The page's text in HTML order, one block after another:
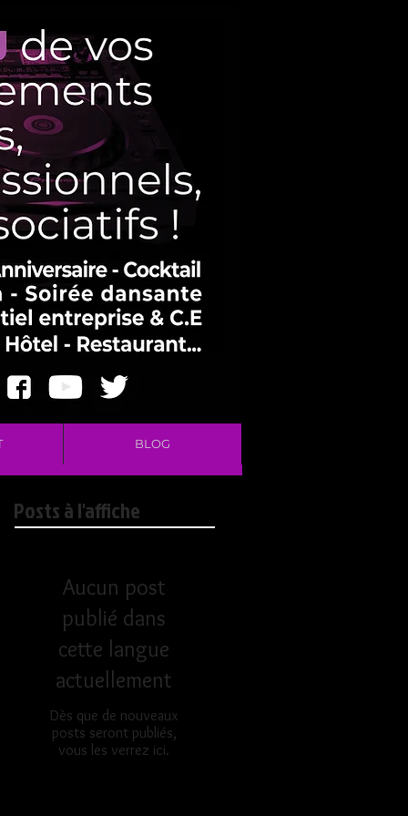
BLOG
Posts à l'affiche
Aucun post
publié dans
cette langue
actuellement
Dès que de nouveaux
posts seront publiés,
vous les verrez ici.